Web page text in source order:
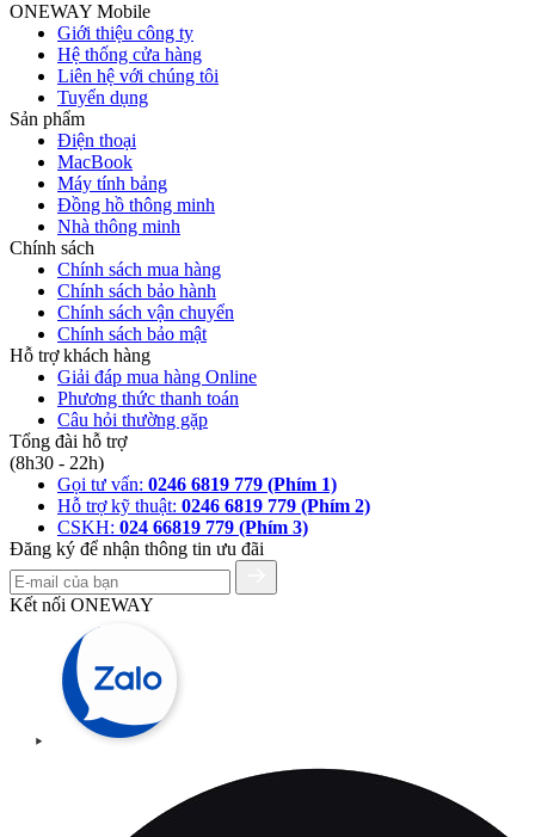
ONEWAY Mobile
Giới thiệu công ty
Hệ thống cửa hàng
Liên hệ với chúng tôi
Tuyển dụng
Sản phẩm
Điện thoại
MacBook
Máy tính bảng
Đồng hồ thông minh
Nhà thông minh
Chính sách
Chính sách mua hàng
Chính sách bảo hành
Chính sách vận chuyển
Chính sách bảo mật
Hỗ trợ khách hàng
Giải đáp mua hàng Online
Phương thức thanh toán
Câu hỏi thường gặp
Tổng đài hỗ trợ
(8h30 - 22h)
Gọi tư vấn: 0246 6819 779 (Phím 1)
Hỗ trợ kỹ thuật: 0246 6819 779 (Phím 2)
CSKH: 024 66819 779 (Phím 3)
Đăng ký để nhận thông tin ưu đãi
Kết nối ONEWAY